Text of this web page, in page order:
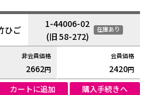
ひご
1-44006-02
(旧 58-272)
在庫あり
2662円 2420円
カートに追加 購入手続きへ